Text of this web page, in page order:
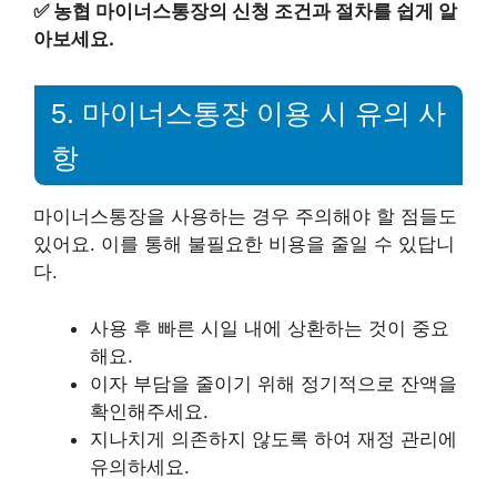
✅ 농협 마이너스통장의 신청 조건과 절차를 쉽게 알
아보세요.
5. 마이너스통장 이용 시 유의 사
항
마이너스통장을 사용하는 경우 주의해야 할 점들도
있어요. 이를 통해 불필요한 비용을 줄일 수 있답니
다.
사용 후 빠른 시일 내에 상환하는 것이 중요
해요.
이자 부담을 줄이기 위해 정기적으로 잔액을
확인해주세요.
지나치게 의존하지 않도록 하여 재정 관리에
유의하세요.